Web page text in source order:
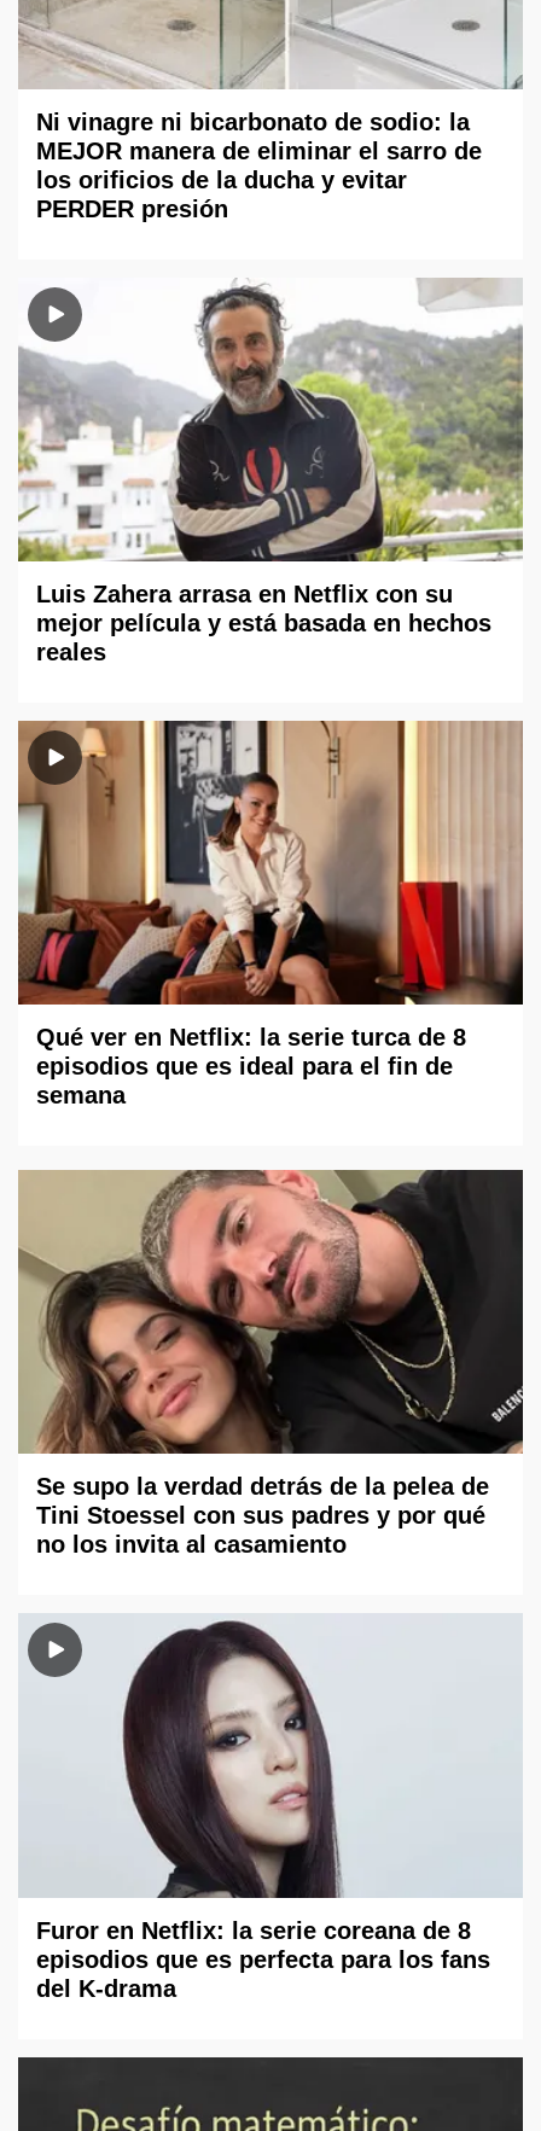
Ni vinagre ni bicarbonato de sodio: la
MEJOR manera de eliminar el sarro de
los orificios de la ducha y evitar
PERDER presión
Luis Zahera arrasa en Netflix con su
mejor película y está basada en hechos
reales
Qué ver en Netflix: la serie turca de 8
episodios que es ideal para el fin de
semana
Se supo la verdad detrás de la pelea de
Tini Stoessel con sus padres y por qué
no los invita al casamiento
Furor en Netflix: la serie coreana de 8
episodios que es perfecta para los fans
del K-drama